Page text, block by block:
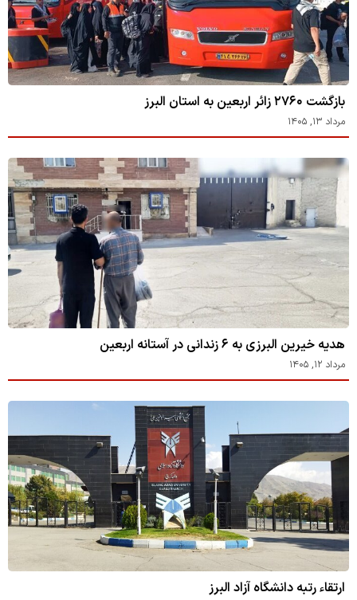
بازگشت ۲۷۶۰ زائر اربعین به استان البرز
مرداد ۱۳, ۱۴۰۵
هدیه خیرین البرزی به ۶ زندانی در آستانه اربعین
مرداد ۱۲, ۱۴۰۵
ارتقاء رتبه دانشگاه آزاد البرز